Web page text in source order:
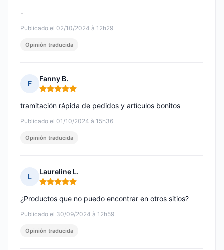
Publicado el 02/10/2024 à 12h29
-
Opinión traducida
F
Fanny B.
Nota: 5 de 5
Publicado el 01/10/2024 à 15h36
tramitación rápida de pedidos y artículos bonitos
Opinión traducida
L
Laureline L.
Nota: 5 de 5
Publicado el 30/09/2024 à 12h59
¿Productos que no puedo encontrar en otros sitios?
Opinión traducida